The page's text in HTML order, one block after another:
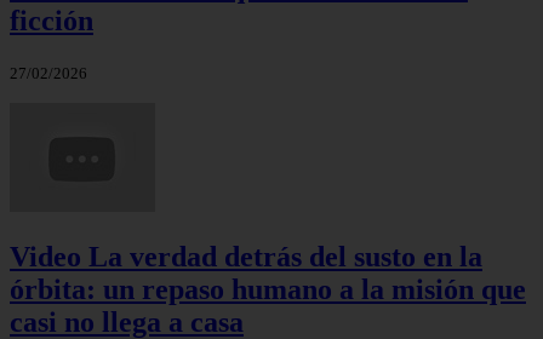
ficción
27/02/2026
Video La verdad detrás del susto en la
órbita: un repaso humano a la misión que
casi no llega a casa